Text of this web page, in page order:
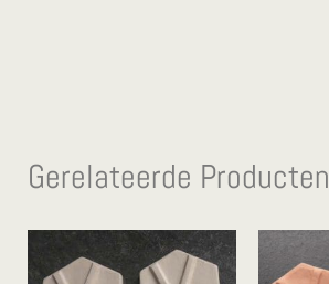
Gerelateerde Producten